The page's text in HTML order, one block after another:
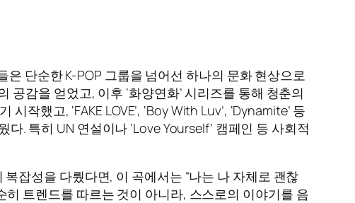
은 단순한 K-POP 그룹을 넘어선 하나의 문화 현상으로
공감을 얻었고, 이후 ‘화양연화’ 시리즈를 통해 청춘의
작했고, ‘FAKE LOVE’, ‘Boy With Luv’, ‘Dynamite’ 등
. 특히 UN 연설이나 ‘Love Yourself’ 캠페인 등 사회적
잡성을 다뤘다면, 이 곡에서는 “나는 나 자체로 괜찮
트렌드를 따르는 것이 아니라, 스스로의 이야기를 음